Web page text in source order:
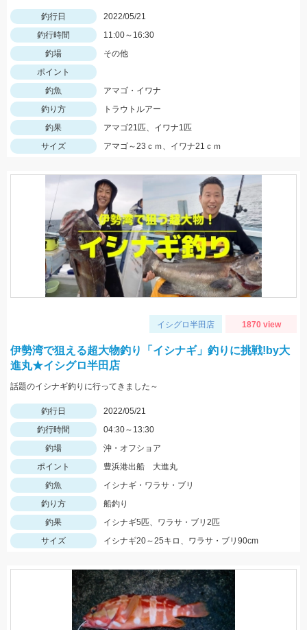
釣行日
2022/05/21
釣行時間
11:00～16:30
釣場
その他
ポイント
釣魚
アマゴ・イワナ
釣り方
トラウトルアー
釣果
アマゴ21匹、イワナ1匹
サイズ
アマゴ～23ｃｍ、イワナ21ｃｍ
イシグロ半田店 1870 view
伊勢湾で狙える超大物釣り「イシナギ」釣りに挑戦!by大
進丸★イシグロ半田店
話題のイシナギ釣りに行ってきました～
釣行日
2022/05/21
釣行時間
04:30～13:30
釣場
沖・オフショア
ポイント
豊浜港出船 大進丸
釣魚
イシナギ・ワラサ・ブリ
釣り方
船釣り
釣果
イシナギ5匹、ワラサ・ブリ2匹
サイズ
イシナギ20～25キロ、ワラサ・ブリ90cm